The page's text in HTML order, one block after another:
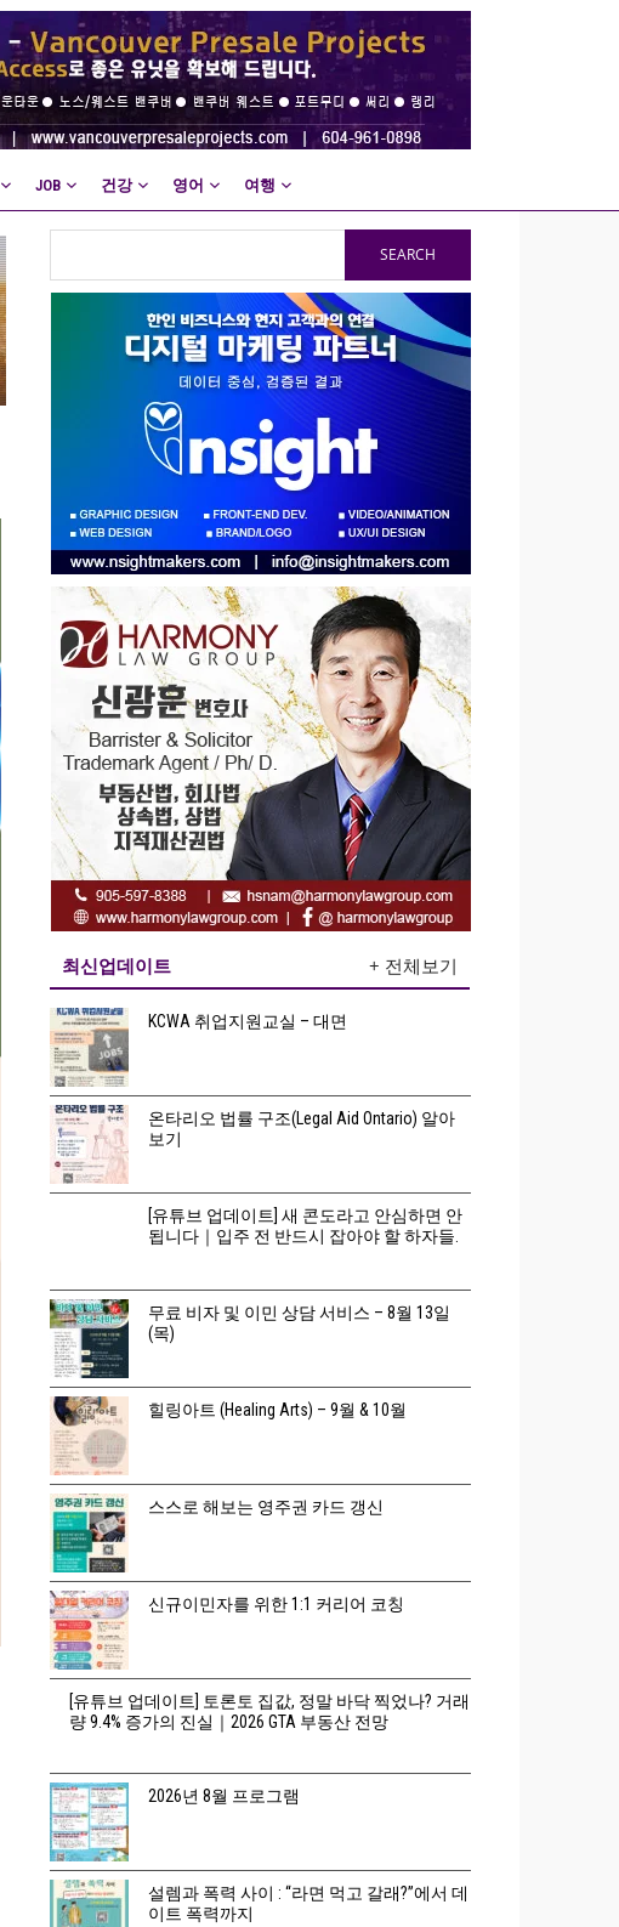
JOB 건강 영어 여행
최신업데이트 + 전체보기
KCWA 취업지원교실 – 대면
온타리오 법률 구조(Legal Aid Ontario) 알아
보기
[유튜브 업데이트] 새 콘도라고 안심하면 안
됩니다｜입주 전 반드시 잡아야 할 하자들.
무료 비자 및 이민 상담 서비스 – 8월 13일
(목)
힐링아트 (Healing Arts) – 9월 & 10월
스스로 해보는 영주권 카드 갱신
신규이민자를 위한 1:1 커리어 코칭
[유튜브 업데이트] 토론토 집값, 정말 바닥 찍었나? 거래
량 9.4% 증가의 진실｜2026 GTA 부동산 전망
2026년 8월 프로그램
설렘과 폭력 사이 : “라면 먹고 갈래?”에서 데
이트 폭력까지